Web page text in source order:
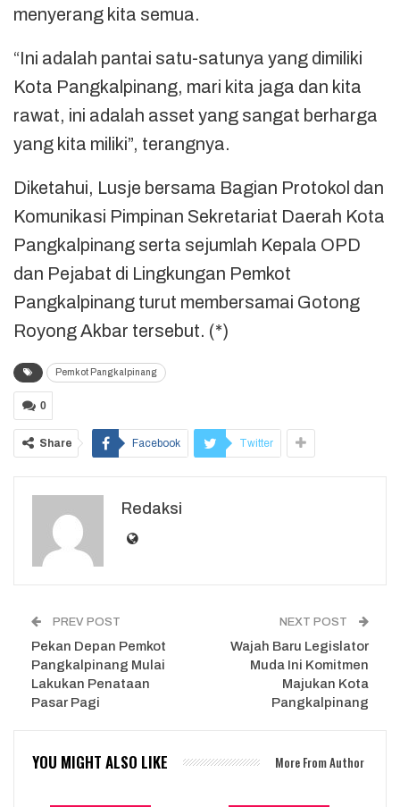
menyerang kita semua.
“Ini adalah pantai satu-satunya yang dimiliki
Kota Pangkalpinang, mari kita jaga dan kita
rawat, ini adalah asset yang sangat berharga
yang kita miliki”, terangnya.
Diketahui, Lusje bersama Bagian Protokol dan
Komunikasi Pimpinan Sekretariat Daerah Kota
Pangkalpinang serta sejumlah Kepala OPD
dan Pejabat di Lingkungan Pemkot
Pangkalpinang turut membersamai Gotong
Royong Akbar tersebut. (*)
Pemkot Pangkalpinang
0
Share Facebook Twitter
Redaksi
PREV POST
Pekan Depan Pemkot
Pangkalpinang Mulai
Lakukan Penataan
Pasar Pagi
NEXT POST
Wajah Baru Legislator
Muda Ini Komitmen
Majukan Kota
Pangkalpinang
YOU MIGHT ALSO LIKE More From Author